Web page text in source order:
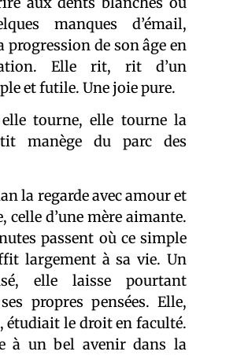
manques d’émail,
progression de son âge en
Elle rit, rit d’un
et futile. Une joie pure.
tourne, elle tourne la
manège du parc des
la regarde avec amour et
celle d’une mère aimante.
passent où ce simple
largement à sa vie. Un
elle laisse pourtant
propres pensées. Elle,
étudiait le droit en faculté.
à un bel avenir dans la